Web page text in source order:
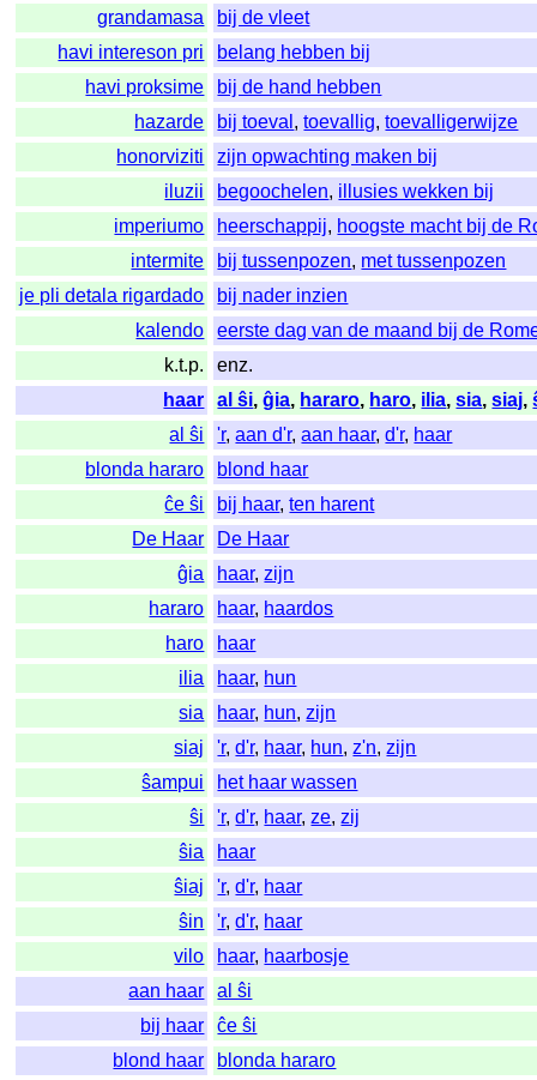
grandamasa
bij de vleet
havi intereson pri
belang hebben bij
havi proksime
bij de hand hebben
hazarde
bij toeval ,toevallig,toevalligerwijze
honorviziti
zijn opwachting maken bij
iluzii
begoochelen, illusies wekken bij
imperiumo
heerschappij, hoogste macht bij de
intermite
bij tussenpozen, met tussenpozen
je pli detala rigardado
bij nader inzien
kalendo
eerste dag van de maand bij de
k.t.p.
enz.
haar
al ŝi,ĝia, hararo, haro, ilia,sia,siaj,
al ŝi
'r,aan d'r,aan haar,d'r, haar
blonda hararo
blond haar
ĉe ŝi
bij haar,ten harent
De Haar
De Haar
ĝia
haar,zijn
hararo
haar, haardos
haro
haar
ilia
haar, hun
sia
haar, hun,zijn
siaj
'r,d'r, haar, hun,z'n,zijn
ŝampui
het haar wassen
ŝi
'r,d'r, haar,ze,zij
ŝia
haar
ŝiaj
'r,d'r, haar
ŝin
'r,d'r, haar
vilo
haar, haarbosje
aan haar
al ŝi
bij haar
ĉe ŝi
blond haar
blonda hararo